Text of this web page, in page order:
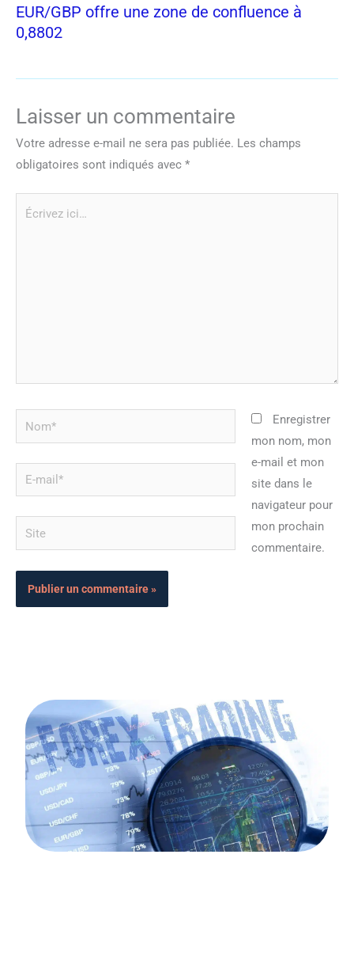
EUR/GBP offre une zone de confluence à
0,8802
Laisser un commentaire
Votre adresse e-mail ne sera pas publiée. Les champs
obligatoires sont indiqués avec *
Nom*
mail*
Site
Enregistrer
mon nom, mon
e-mail et mon
site dans le
navigateur pour
mon prochain
commentaire.